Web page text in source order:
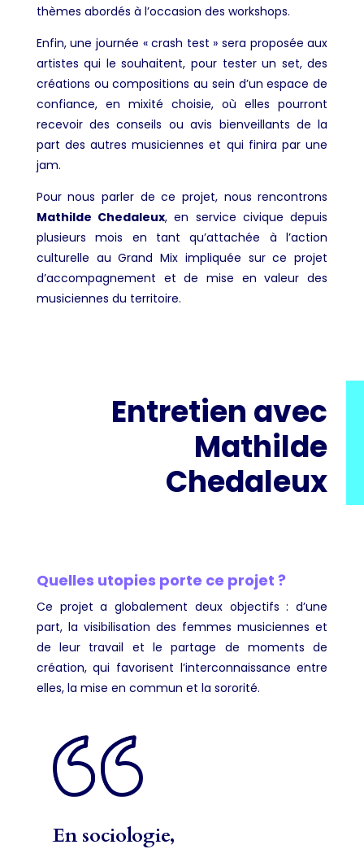
thèmes abordés à l’occasion des workshops.
Enfin, une journée « crash test » sera proposée aux
artistes qui le souhaitent, pour tester un set, des
créations ou compositions au sein d’un espace de
confiance, en mixité choisie, où elles pourront
recevoir des conseils ou avis bienveillants de la
part des autres musiciennes et qui finira par une
jam.
Pour nous parler de ce projet, nous rencontrons
Mathilde Chedaleux, en service civique depuis
plusieurs mois en tant qu’attachée à l’action
culturelle au Grand Mix impliquée sur ce projet
d’accompagnement et de mise en valeur des
musiciennes du territoire.
Entretien avec
Mathilde
Chedaleux
Quelles utopies porte ce projet ?
Ce projet a globalement deux objectifs : d’une
part, la visibilisation des femmes musiciennes et
de leur travail et le partage de moments de
création, qui favorisent l’interconnaissance entre
elles, la mise en commun et la sororité.
En sociologie,